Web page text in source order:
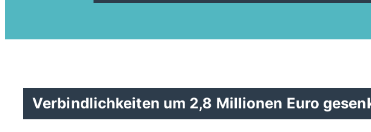
Verbindlichkeiten um 2,8 Millionen Euro